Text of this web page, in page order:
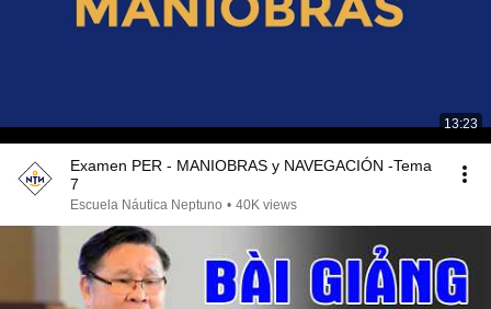
13:23
Examen PER - MANIOBRAS y NAVEGACIÓN -Tema
7
Escuela Náutica Neptuno • 40K views